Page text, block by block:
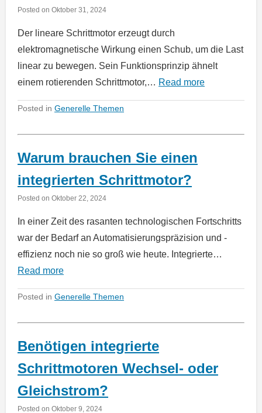
Posted on Oktober 31, 2024
Der lineare Schrittmotor erzeugt durch
elektromagnetische Wirkung einen Schub, um die Last
linear zu bewegen. Sein Funktionsprinzip ähnelt
einem rotierenden Schrittmotor,… Read more
Posted in Generelle Themen
Warum brauchen Sie einen
integrierten Schrittmotor?
Posted on Oktober 22, 2024
In einer Zeit des rasanten technologischen Fortschritts
war der Bedarf an Automatisierungspräzision und -
effizienz noch nie so groß wie heute. Integrierte…
Read more
Posted in Generelle Themen
Benötigen integrierte
Schrittmotoren Wechsel- oder
Gleichstrom?
Posted on Oktober 9, 2024